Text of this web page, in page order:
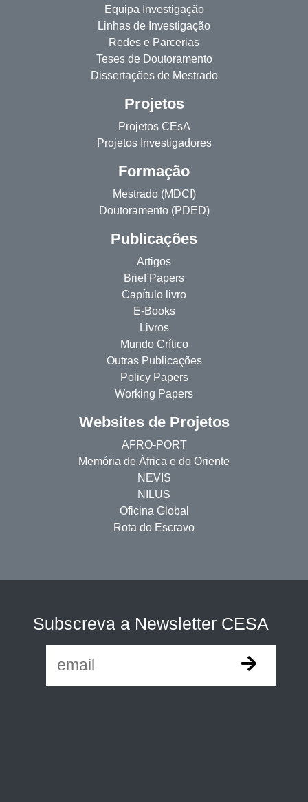
Equipa Investigação
Linhas de Investigação
Redes e Parcerias
Teses de Doutoramento
Dissertações de Mestrado
Projetos
Projetos CEsA
Projetos Investigadores
Formação
Mestrado (MDCI)
Doutoramento (PDED)
Publicações
Artigos
Brief Papers
Capítulo livro
E-Books
Livros
Mundo Crítico
Outras Publicações
Policy Papers
Working Papers
Websites de Projetos
AFRO-PORT
Memória de África e do Oriente
NEVIS
NILUS
Oficina Global
Rota do Escravo
Subscreva a Newsletter CESA